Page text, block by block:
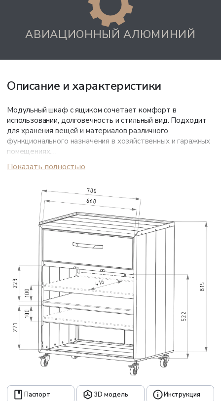
АВИАЦИОННЫЙ АЛЮМИНИЙ
Описание и характеристики
Модульный шкаф с ящиком сочетает комфорт в
использовании, долговечность и стильный вид. Подходит
для хранения вещей и материалов различного
функционального назначения в хозяйственных и гаражных
помещениях.
Корпус выполнен из черного авиационного алюминия, не
покрытие гарантирует долговечную эстетику
поверхности.
Бортики на верхнем щите удерживают мелкие детали от
падения. Золотой фасад сделан из алюминия «Квинтет».
Кострукция с доводчиками и магнитными фиксаторами,
исключающими зазоры. Грибковые опоры регулируются
для устойчивости на неровном полу.
- Корпус: черный
- Фасад: золотой
- Столешница: нет
- Опоры: грибковые
Показать полностью
Паспорт 3D модель Инструкция